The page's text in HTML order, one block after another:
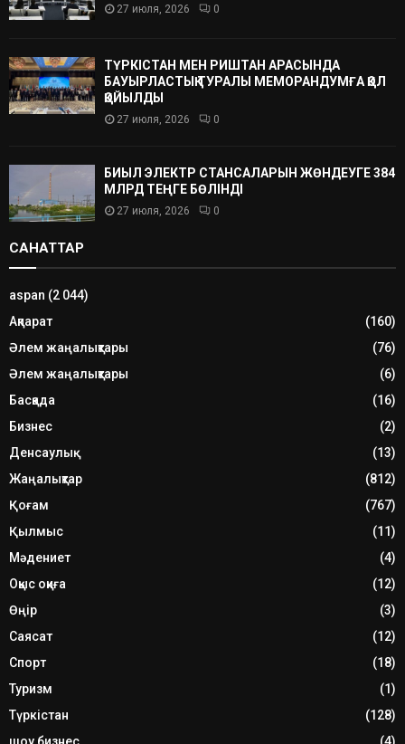
27 июля, 2026 0
ТҮРКІСТАН МЕН РИШТАН АРАСЫНДА
БАУЫРЛАСТЫҚ ТУРАЛЫ МЕМОРАНДУМҒА ҚОЛ
ҚОЙЫЛДЫ
27 июля, 2026 0
БИЫЛ ЭЛЕКТР СТАНСАЛАРЫН ЖӨНДЕУГЕ 384
МЛРД ТЕҢГЕ БӨЛІНДІ
27 июля, 2026 0
САНАТТАР
aspan (2 044)
Ақпарат
(160)
Әлем жаңалықтары
(76)
Әлем жаңалықтары
(6)
Басқада
(16)
Бизнес
(2)
Денсаулық
(13)
Жаңалықтар
(812)
Қоғам
(767)
Қылмыс
(11)
Мәдениет
(4)
Оқыс оқиға
(12)
Өңір
(3)
Саясат
(12)
Спорт
(18)
Туризм
(1)
Түркістан
(128)